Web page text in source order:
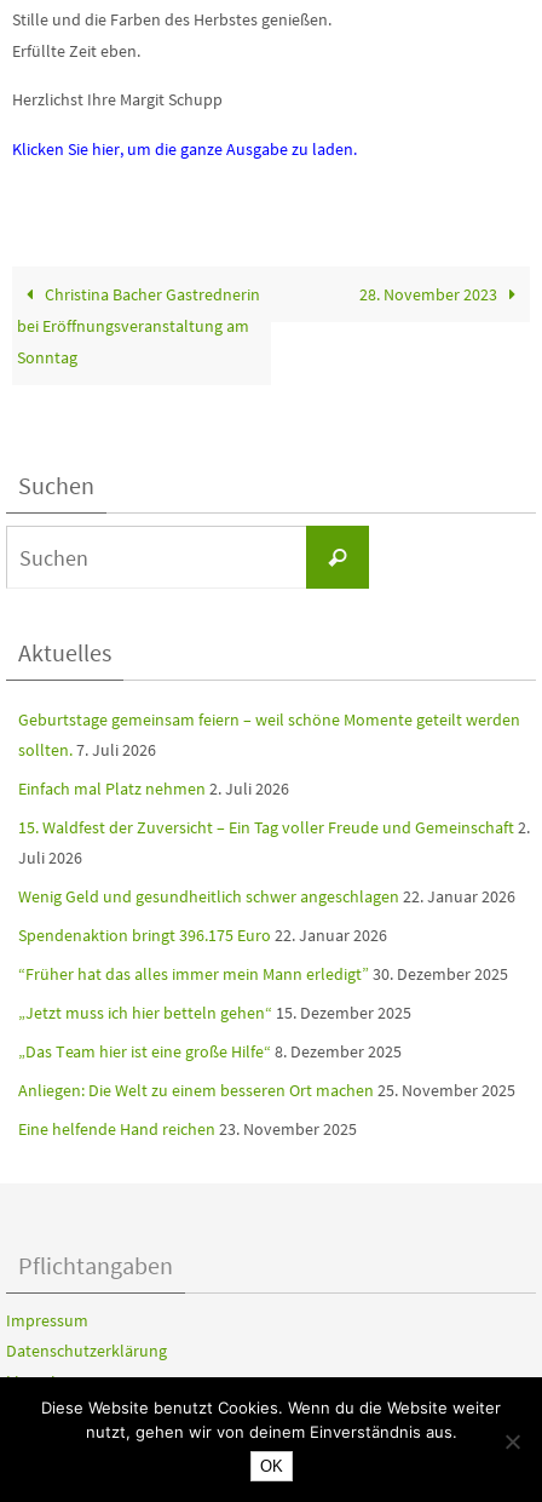
Stille und die Farben des Herbstes genießen.
Erfüllte Zeit eben.
Herzlichst Ihre Margit Schupp
Klicken Sie hier, um die ganze Ausgabe zu laden.
Christina Bacher Gastrednerin
bei Eröffnungsveranstaltung am
Sonntag
28. November 2023
Suchen
Aktuelles
Geburtstage gemeinsam feiern – weil schöne Momente geteilt werden
sollten.7. Juli 2026
Einfach mal Platz nehmen 2. Juli 2026
15. Waldfest der Zuversicht – Ein Tag voller Freude und Gemeinschaft2.
Juli 2026
Wenig Geld und gesundheitlich schwer angeschlagen 22. Januar 2026
Spendenaktion bringt 396.175 Euro 22. Januar 2026
“Früher hat das alles immer mein Mann erledigt” 30. Dezember 2025
„Jetzt muss ich hier betteln gehen“ 15. Dezember 2025
„Das Team hier ist eine große Hilfe“ 8. Dezember 2025
Anliegen: Die Welt zu einem besseren Ort machen 25. November 2025
Eine helfende Hand reichen 23. November 2025
Pflichtangaben
Impressum
Datenschutzerklärung
Lizenzierung
Diese Website benutzt Cookies. Wenn du die Website weiter
nutzt, gehen wir von deinem Einverständnis aus.
OK